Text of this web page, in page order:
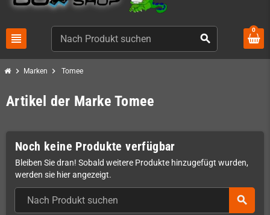
view_headline search
0
chevron_right Marken chevron_right Tomee
Artikel der Marke Tomee
Noch keine Produkte verfügbar
Bleiben Sie dran! Sobald weitere Produkte hinzugefügt wurden,
werden sie hier angezeigt.
search